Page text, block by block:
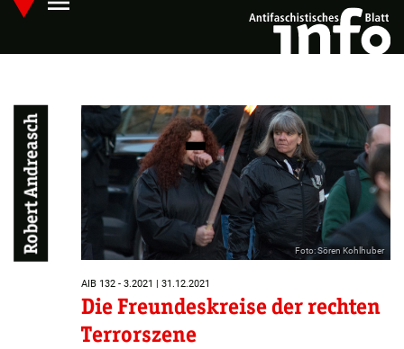
Skip
main
Hauptmenü öffnen
Robert Andreasch Foto: Sören Kohlhuber
AIB 132 - 3.2021 | 31.12.2021
Die Freundeskreise der rechten
Terrorszene